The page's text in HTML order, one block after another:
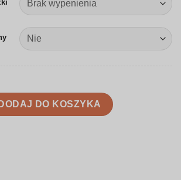
103,30 zł
kapibary na łące | D032
DODAJ DO KOSZYKA